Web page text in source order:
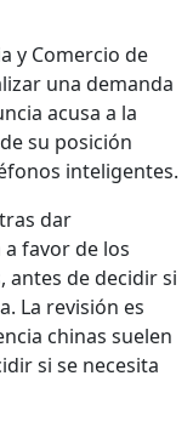
y Comercio de
una demanda
acusa a la
su posición
inteligentes.
dar
favor de los
antes de decidir si
La revisión es
chinas suelen
si se necesita